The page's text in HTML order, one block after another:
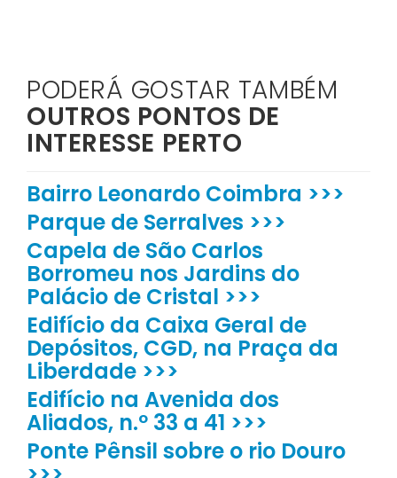
PODERÁ GOSTAR TAMBÉM
OUTROS PONTOS DE
INTERESSE PERTO
Bairro Leonardo Coimbra >>>
Parque de Serralves >>>
Capela de São Carlos
Borromeu nos Jardins do
Palácio de Cristal >>>
Edifício da Caixa Geral de
Depósitos, CGD, na Praça da
Liberdade >>>
Edifício na Avenida dos
Aliados, n.º 33 a 41 >>>
Ponte Pênsil sobre o rio Douro